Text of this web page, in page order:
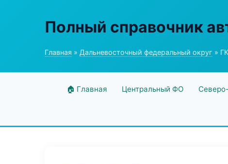
Полный справочник
Главная » Дальневосточный федеральный округ »
🏠 Главная Центральный ФО